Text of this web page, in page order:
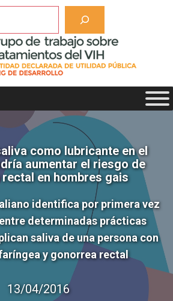
como lubricante en el
aumentar el riesgo de
en hombres gais
identifica por primera vez
determinadas prácticas
saliva de una persona con
y gonorrea rectal
13/04/2016